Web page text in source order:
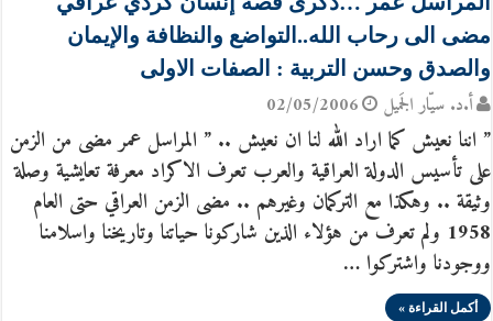
مضى الى رحاب الله..التواضع والنظافة والإيمان
والصدق وحسن التربية : الصفات الاولى
أ.د. سيّار الجَميل 02/05/2006
” اننا نعيش كما اراد الله لنا ان نعيش .. ” المراسل عمر مضى من الزمن
على تأسيس الدولة العراقية والعرب تعرف الاكراد معرفة تعايشية وصلة
وثيقة .. وهكذا مع التركمان وغيرهم .. مضى الزمن العراقي حتى العام
1958 ولم تعرف من هؤلاء الذين شاركونا حياتنا وتاريخنا واسلامنا
ووجودنا واشتركوا …
أكمل القراءة »